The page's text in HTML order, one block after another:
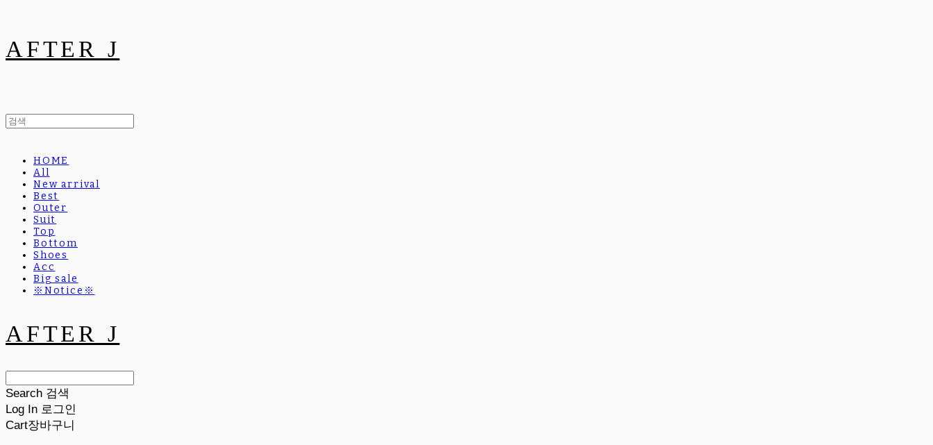
AFTER J
HOME
All
New arrival
Best
Outer
Suit
Top
Bottom
Shoes
Acc
Big sale
※Notice※
AFTER J
Search 검색
Log In 로그인
Cart장바구니